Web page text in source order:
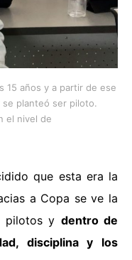
15 años y a partir de ese
planteó ser piloto.
el nivel de
que esta era la
a Copa se ve la
pilotos y dentro de
disciplina y los